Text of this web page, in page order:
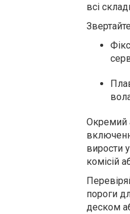
всі
Окремий
вирости
комісій
пороги
деском